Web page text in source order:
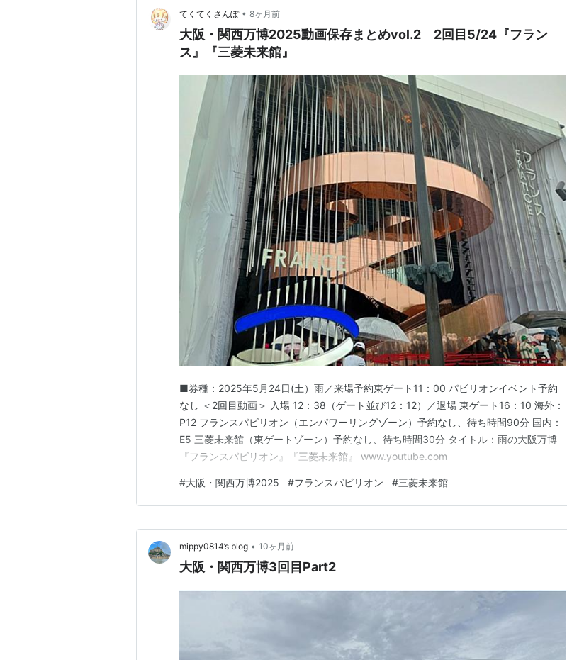
てくてくさんぽ • 8ヶ月前
大阪・関西万博2025動画保存まとめvol.2 2回目5/24『フラン
ス』『三菱未来館』
■券種：2025年5月24日(土）雨／来場予約東ゲート11：00 パビリオンイベント予約
なし ＜2回目動画＞ 入場 12：38（ゲート並び12：12）／退場 東ゲート16：10 海外：
P12 フランスパビリオン（エンパワーリングゾーン）予約なし、待ち時間90分 国内：
E5 三菱未来館（東ゲートゾーン）予約なし、待ち時間30分 タイトル：雨の大阪万博
『フランスパビリオン』『三菱未来館』 www.youtube.com
#大阪・関西万博2025 #フランスパビリオン #三菱未来館
mippy0814’s blog • 10ヶ月前
大阪・関西万博3回目Part2